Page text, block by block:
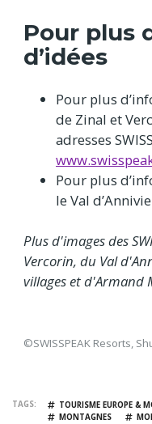
Pour plus
d’idées
Pour plus
de Zinal et
adresses
Pour plus
le Val
Plus d'images des
Vercorin, du Val
villages et d'Armand
©SWISSPEAK Resorts,
TAGS TOURISME EUROPE &
MONTAGNES